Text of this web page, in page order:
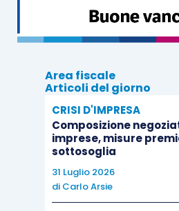
riferimento alle “
ma questa
operante, posto
all’articolo 1
espressamente
Non pare invece che il
normativo abbia
Area fiscale
Articoli del giorno
CRISI D'IMPRESA
Composizione
imprese, misure
sottosoglia
31 Luglio 2026
di Carlo Arsie